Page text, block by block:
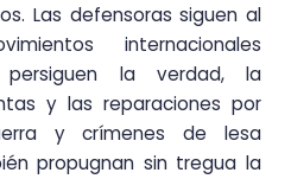
Las defensoras siguen al
internacionales
persiguen la verdad, la
y las reparaciones por
y crímenes de lesa
propugnan sin tregua la